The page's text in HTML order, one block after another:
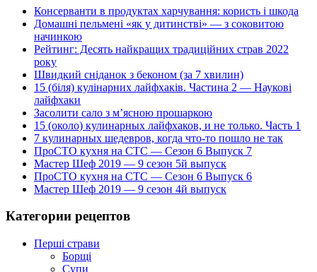
Консерванти в продуктах харчування: користь і шкода
Домашні пельмені «як у дитинстві» — з соковитою
начинкою
Рейтинг: Десять найкращих традиційних страв 2022
року
Швидкий сніданок з беконом (за 7 хвилин)
15 (біля) кулінарних лайфхаків. Частина 2 — Наукові
лайфхаки
Засолити сало з м’ясною прошаркою
15 (около) кулинарных лайфхаков, и не только. Часть 1
7 кулинарных шедевров, когда что-то пошло не так
ПроСТО кухня на СТС — Сезон 6 Выпуск 7
Мастер Шеф 2019 — 9 сезон 5й выпуск
ПроСТО кухня на СТС — Сезон 6 Выпуск 6
Мастер Шеф 2019 — 9 сезон 4й выпуск
Категории рецептов
Перші страви
Борщі
Супи